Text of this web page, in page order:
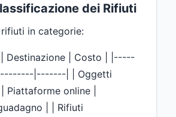
dei Rifiuti
in categorie:
| Destinazione | Costo | |-----
|-------| | Oggetti
Piattaforme online |
| | Rifiuti